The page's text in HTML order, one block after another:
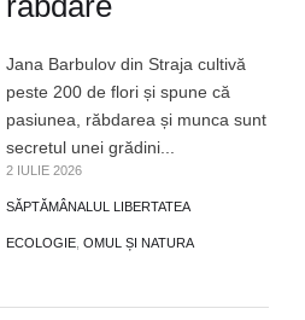
Jana Barbulov din Straja cultivă
peste 200 de flori și spune că
pasiunea, răbdarea și munca sunt
secretul unei grădini...
2 IULIE 2026
SĂPTĂMÂNALUL LIBERTATEA
ECOLOGIE, OMUL ȘI NATURA